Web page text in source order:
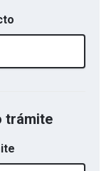
trámite